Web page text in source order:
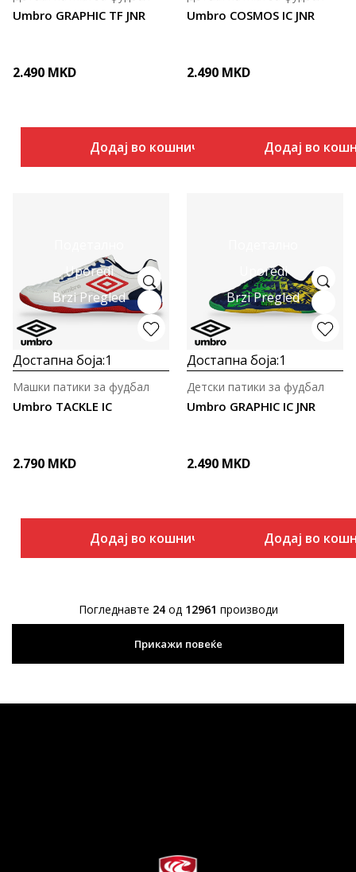
Umbro GRAPHIC TF JNR
2.490 MKD
Додај во кошничка
Umbro COSMOS IC JNR
2.490 MKD
Додај во
Uporedi
Brzi Pregled
Достапна боја:1
Umbro TACKLE IC
Машки патики за фудбал
2.790 MKD
Додај во кошничка
Uporedi
Brzi Pregled
Достапна боја:1
Umbro GRAPHIC IC JNR
Детски патики за фудбал
2.490 MKD
Додај во
Погледнавте 24од 12961 производи
Прикажи повеќе